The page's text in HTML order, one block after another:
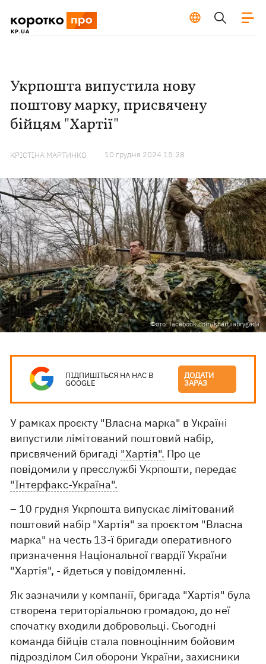
Укрпошта випустила нову
поштову марку, присвячену
бійцям "Хартії"
КРІСТІНА МАРТИНКО 10 грудня 2024 15:28
Фото: facebook.com/khartiiabrygada
ПІДПИШІТЬСЯ НА НАС В
GOOGLE
ДОДАТИ
ЗАРАЗ
У рамках проєкту "Власна марка" в Україні
випустили лімітований поштовий набір,
присвячений бригаді "Хартія". Про це
повідомили у пресслужбі Укрпошти, передає
"Інтерфакс-Україна".
– 10 грудня Укрпошта випускає лімітований
поштовий набір "Хартія" за проєктом "Власна
марка" на честь 13-ї бригади оперативного
призначення Національної гвардії України
"Хартія", - йдеться у повідомленні.
Як зазначили у компанії, бригада "Хартія" була
створена територіальною громадою, до неї
спочатку входили добровольці. Сьогодні
команда бійців стала повноцінним бойовим
підрозділом Сил оборони України, захисники